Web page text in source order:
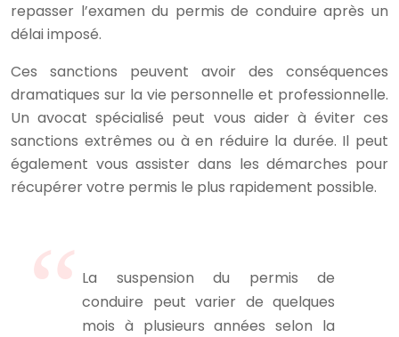
repasser l’examen du permis de conduire après un
délai imposé.
Ces sanctions peuvent avoir des conséquences
dramatiques sur la vie personnelle et professionnelle.
Un avocat spécialisé peut vous aider à éviter ces
sanctions extrêmes ou à en réduire la durée. Il peut
également vous assister dans les démarches pour
récupérer votre permis le plus rapidement possible.
La suspension du permis de
conduire peut varier de quelques
mois à plusieurs années selon la